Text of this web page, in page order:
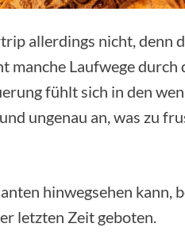
allerdings nicht, denn
Laufwege durch
fühlt sich in den
ungenau an, was zu
hinwegsehen kann,
letzten Zeit geboten.